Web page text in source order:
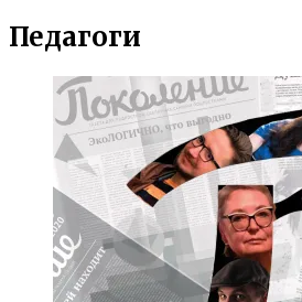
Педагоги